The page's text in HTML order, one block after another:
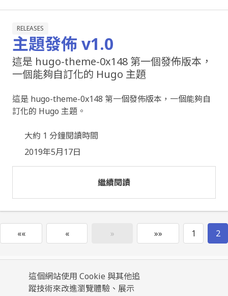
這個網站使用 Cookie 與其他追
蹤技術來改進瀏覽體驗、展示
RELEASES
主題發佈 v1.0
這是 hugo-theme-0x148 第一個發佈版本，
一個能夠自訂化的 Hugo 主題
這是 hugo-theme-0x148 第一個發佈版本，一個能夠自
訂化的 Hugo 主題。
大約 1 分鐘閱讀時間
2019年5月17日
繼續閱讀
«« « » »» 1 2
© 2024♥ Yang Sheng Han